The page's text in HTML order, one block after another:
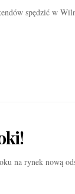
spędzić w
na rynek nową